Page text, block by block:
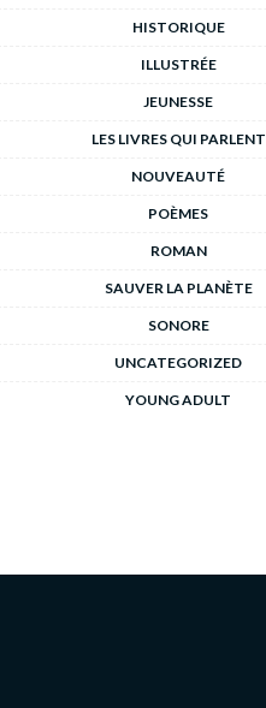
HISTORIQUE
ILLUSTRÉE
JEUNESSE
LES LIVRES QUI PARLENT
NOUVEAUTÉ
POÈMES
ROMAN
SAUVER LA PLANÈTE
SONORE
UNCATEGORIZED
YOUNG ADULT